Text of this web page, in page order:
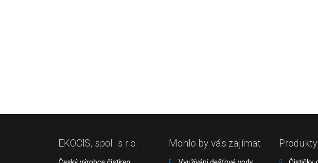
EKOCIS, spol. s r.o. Mohlo by vás zajímat Produkty